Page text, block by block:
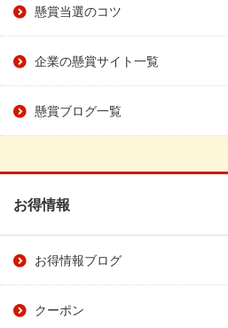
懸賞当選のコツ
企業の懸賞サイト一覧
懸賞ブログ一覧
お得情報
お得情報ブログ
クーポン